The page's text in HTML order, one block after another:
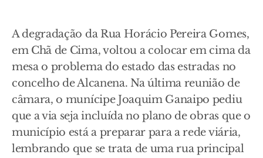
A degradação da Rua Horácio Pereira Gomes,
em Chã de Cima, voltou a colocar em cima da
mesa o problema do estado das estradas no
concelho de Alcanena. Na última reunião de
câmara, o munícipe Joaquim Ganaipo pediu
que a via seja incluída no plano de obras que o
município está a preparar para a rede viária,
lembrando que se trata de uma rua principal